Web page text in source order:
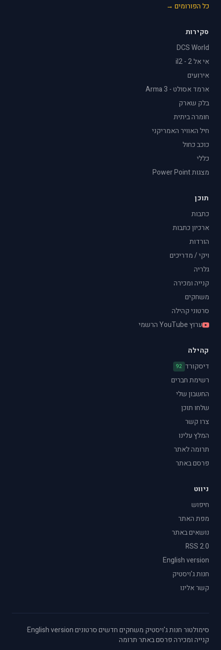
כל הפורומים →
סקירות
DCS World
אי אל 2 - il2
אירועים
ארמד אסולט - Arma 3
בלק שארק
חומרה ביתית
חיל האוויר האמריקני
כוכב כחול
כללי
מצגות Power Point
תוכן
כתבות
ארכיון כתבות
הורדות
ויקי / מדריכים
גלריה
קנייה ומכירה
משחקים
סרטוני קהילה
ערוץ YouTube הרשמי
קהילה
דיסקורד 92
רשימת חברים
החשבון שלי
שלחו תוכן
צרו קשר
המלץ עלינו
תרומה לאתר
פרסם באתר
ניווט
חיפוש
מפת האתר
נושאים באתר
RSS 2.0
English version
חנות ג'ויסטיק
קשר אלינו
סימולטור·חנות ג'ויסטיק·משחקים חדשים·סרטונים·
English version
·
קנייה ומכירה·פרסם באתר·תרומה